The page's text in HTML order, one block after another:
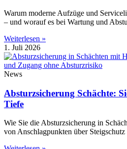
Warum moderne Aufzüge und
– und worauf es bei Wartung und
Weiterlesen »
1. Juli 2026
News
Absturzsicherung Schächte:
Tiefe
Wie Sie die Absturzsicherung in
von Anschlagpunkten über